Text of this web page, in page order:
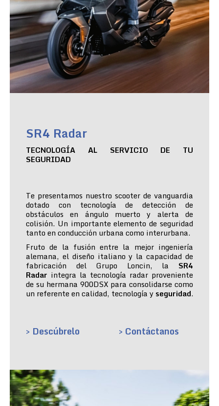
SR4 Radar
TECNOLOGÍA AL SERVICIO DE TU
SEGURIDAD
Te presentamos nuestro scooter de vanguardia
dotado con tecnología de detección de
obstáculos en ángulo muerto y alerta de
colisión. Un importante elemento de seguridad
tanto en conducción urbana como interurbana.
Fruto de la fusión entre la mejor ingeniería
alemana, el diseño italiano y la capacidad de
fabricación del Grupo Loncin, la SR4
Radar integra la tecnología radar proveniente
de su hermana 900DSX para consolidarse como
un referente en calidad, tecnología y seguridad.
> Descúbrelo > Contáctanos